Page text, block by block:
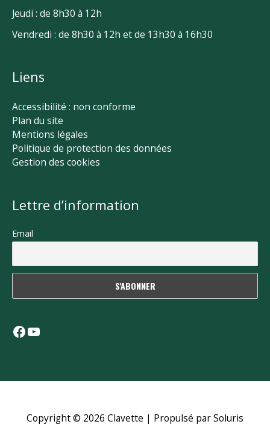
Jeudi : de 8h30 à 12h
Vendredi : de 8h30 à 12h et de 13h30 à 16h30
Liens
Accessibilité : non conforme
Plan du site
Mentions légales
Politique de protection des données
Gestion des cookies
Lettre d’information
Email
Facebook
YouTube
Copyright © 2026 Clavette | Propulsé par Soluris